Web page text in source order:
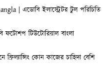
| এডোবি ইলাস্ট্রেটর টুল পরিচিতি
টিউটোরিয়াল বাংলা
ফ্রিল্যান্সিং কোন কাজের চাহিদা বেশি